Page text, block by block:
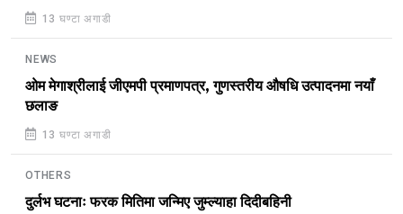
13 घण्टा अगाडी
NEWS
ओम मेगाश्रीलाई जीएमपी प्रमाणपत्र, गुणस्तरीय औषधि उत्पादनमा नयाँ
छलाङ
13 घण्टा अगाडी
OTHERS
दुर्लभ घटनाः फरक मितिमा जन्मिए जुम्ल्याहा दिदीबहिनी